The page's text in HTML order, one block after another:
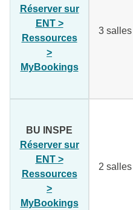
Réserver sur
ENT >
Ressources
>
MyBookings(lien externe)
3 salles
BU INSPE
Réserver sur
ENT >
Ressources
>
MyBookings(lien externe)
2 salles